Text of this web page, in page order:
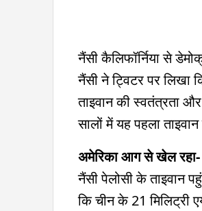
नैंसी कैलिफॉर्निया से
नैंसी ने ट्विटर पर लिखा
ताइवान की स्वतंत्रता
सालों में यह पहला ताइवान
अमेरिका आग से खेल रहा-
नैंसी पेलोसी के ताइवान
कि चीन के 21